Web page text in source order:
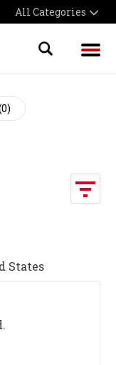
All Categories
States